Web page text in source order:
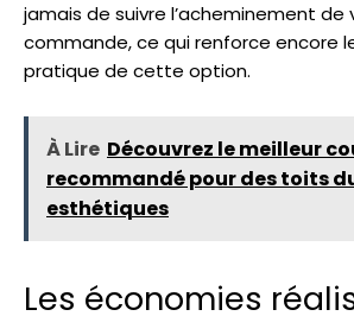
jamais de suivre l’acheminement de
commande, ce qui renforce encore
pratique de cette option.
À Lire Découvrez le meilleur
recommandé pour des toits
esthétiques
Les économies